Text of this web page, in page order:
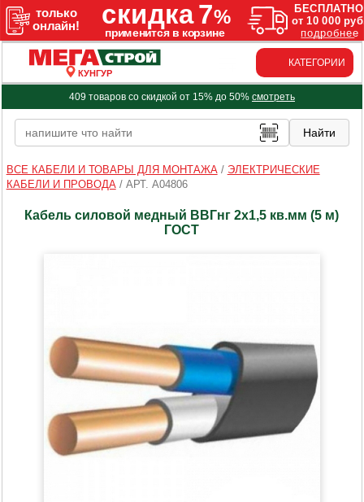
КУНГУР
КАТЕГОРИИ
409 товаров со скидкой от 15% до 50% смотреть
ВСЕ КАБЕЛИ И ТОВАРЫ ДЛЯ МОНТАЖА/ ЭЛЕКТРИЧЕСКИЕ
КАБЕЛИ И ПРОВОДА/ АРТ. A04806
Кабель силовой медный ВВГнг 2х1,5 кв.мм (5 м)
ГОСТ